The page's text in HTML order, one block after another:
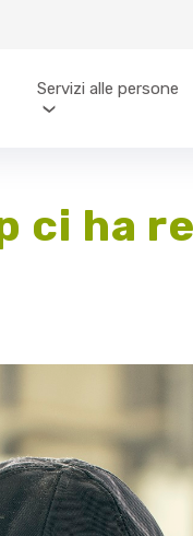
Servizi alle persone
ci ha